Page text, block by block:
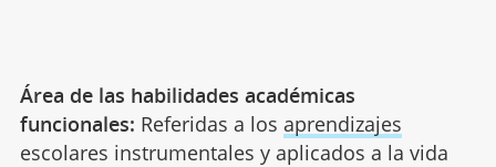
Área de las habilidades académicas
funcionales: Referidas a los aprendizajes
escolares instrumentales y aplicados a la vida